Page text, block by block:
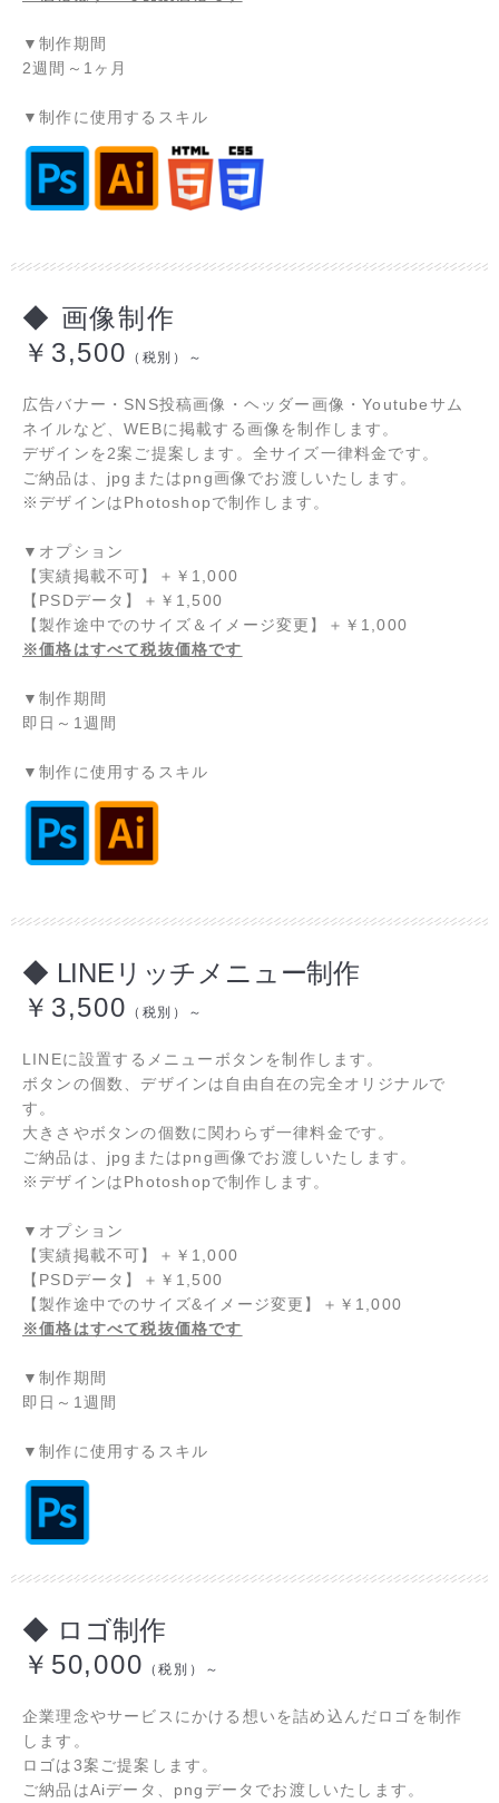
▼制作期間
2週間～1ヶ月
▼制作に使用するスキル
◆ 画像制作
￥3,500
（税別）～
広告バナー・SNS投稿画像・ヘッダー画像・Youtubeサム
ネイルなど、WEBに掲載する画像を制作します。
デザインを2案ご提案します。全サイズ一律料金です。
ご納品は、jpgまたはpng画像でお渡しいたします。
※デザインはPhotoshopで制作します。
▼オプション
【実績掲載不可】
＋ ￥1,000
【PSDデータ】
＋ ￥1,500
【製作途中でのサイズ＆イメージ変更】
＋ ￥1,000
※価格はすべて税抜価格です
▼制作期間
即日～1週間
▼制作に使用するスキル
◆ LINEリッチメニュー制作
￥3,500
（税別）～
LINEに設置するメニューボタンを制作します。
ボタンの個数、デザインは自由自在の完全オリジナルで
す。
大きさやボタンの個数に関わらず一律料金です。
ご納品は、jpgまたはpng画像でお渡しいたします。
※デザインはPhotoshopで制作します。
▼オプション
【実績掲載不可】
＋ ￥1,000
【PSDデータ】
＋ ￥1,500
【製作途中でのサイズ&イメージ変更】
＋ ￥1,000
※価格はすべて税抜価格です
▼制作期間
即日～1週間
▼制作に使用するスキル
◆ ロゴ制作
￥50,000
（税別）～
企業理念やサービスにかける想いを詰め込んだロゴを制作
します。
ロゴは3案ご提案します。
ご納品はAiデータ、pngデータでお渡しいたします。